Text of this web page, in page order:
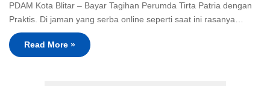
PDAM Kota Blitar – Bayar Tagihan Perumda Tirta Patria dengan
Praktis. Di jaman yang serba online seperti saat ini rasanya…
Read More »